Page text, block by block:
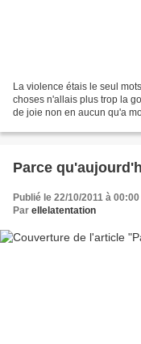
La violence étais le seul
choses n'allais plus trop la
de joie non en aucun qu'a
Parce
Publié le 22/10/2011 à 00:00
Par ellelatentation